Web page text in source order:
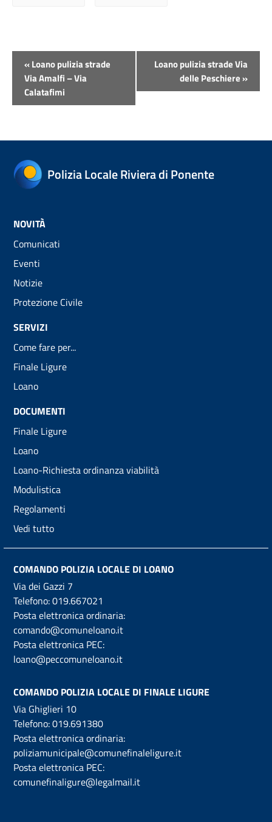
Evento
Navigazione
«Loano pulizia strade
Via Amalfi – Via
Calatafimi
Loano pulizia strade Via
delle Peschiere»
Polizia Locale Riviera di Ponente
NOVITÀ
Comunicati
Eventi
Notizie
Protezione Civile
SERVIZI
Come fare per...
Finale Ligure
Loano
DOCUMENTI
Finale Ligure
Loano
Loano-Richiesta ordinanza viabilità
Modulistica
Regolamenti
Vedi tutto
COMANDO POLIZIA LOCALE DI LOANO
Via dei Gazzi 7
Telefono:019.667021
Posta elettronica ordinaria:
comando@comuneloano.it
Posta elettronica PEC:
loano@peccomuneloano.it
COMANDO POLIZIA LOCALE DI FINALE LIGURE
Via Ghiglieri 10
Telefono:019.691380
Posta elettronica ordinaria:
poliziamunicipale@comunefinaleligure.it
Posta elettronica PEC:
comunefinaligure@legalmail.it